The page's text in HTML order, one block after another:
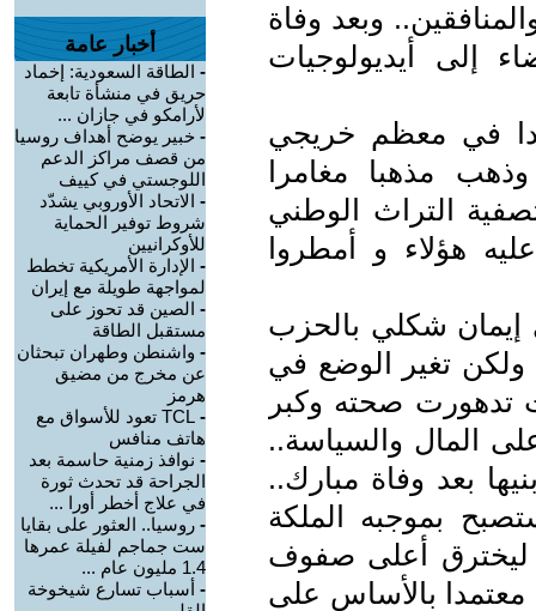
وبعد وفاة
إلى أيديولوجيات
في معظم خريجي
مذهبا مغامرا
التراث الوطني
هؤلاء و أمطروا
إيمان شكلي بالحزب
ولكن تغير الوضع في
تدهورت صحته وكبر
المال والسياسة..
بعد وفاة مبارك..
بموجبه الملكة
ليخترق أعلى صفوف
معتمدا بالأساس على
أخبار عامة
- الطاقة السعودية: إخماد
حريق في منشأة تابعة
لأرامكو في جازان ...
- خبير يوضح أهداف روسيا
من قصف مراكز الدعم
اللوجستي في كييف
- الاتحاد الأوروبي يشدّد
شروط توفير الحماية
للأوكرانيين
- الإدارة الأمريكية تخطط
لمواجهة طويلة مع إيران
- الصين قد تحوز على
مستقبل الطاقة
- واشنطن وطهران تبحثان
عن مخرج من مضيق
هرمز
-
TCL تعود للأسواق مع
هاتف منافس
- نوافذ زمنية حاسمة بعد
الجراحة قد تحدث ثورة
في علاج أخطر أورا ...
- روسيا.. العثور على بقايا
ست جماجم لفيلة عمرها
1.4 مليون عام ...
- أسباب تسارع شيخوخة